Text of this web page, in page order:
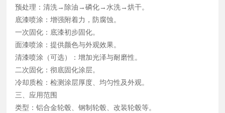
预处理：清洗→除油→磷化→水洗→烘干。
底漆喷涂：增强附着力，防腐蚀。
一次固化：底漆初步固化。
面漆喷涂：提供颜色与外观效果。
清漆喷涂（可选）：增加光泽与耐磨性。
二次固化：彻底固化涂层。
冷却质检：检测涂层厚度、均匀性及外观。
三、应用范围
类型：铝合金轮毂、钢制轮毂、改装轮毂等。